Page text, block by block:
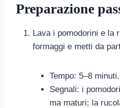
Preparazione
Lava i pomodorini e la
formaggi e metti da
Tempo: 5–8 minuti.
Segnali: i
ma maturi; la